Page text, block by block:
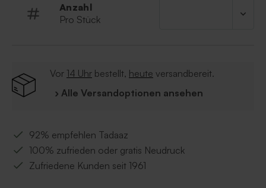
• Inhalt: 1 kg
• Von Papa Chocolat
Anzahl
Pro Stück
Vor 14 Uhr bestellt, heute versandbereit.
› Alle Versandoptionen ansehen
92% empfehlen Tadaaz
100% zufrieden oder gratis Neudruck
Zufriedene Kunden seit 1961